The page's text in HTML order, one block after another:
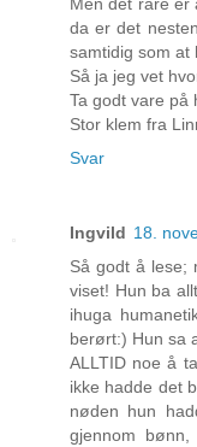
da er det
samtidig som at
Så ja jeg vet
Ta godt vare på
Stor klem fra
Svar
Ingvild 18.
Så godt å lese;
viset! Hun ba
ihuga
berørt:) Hun sa
ALLTID noe å
ikke hadde det
nøden hun
gjennom bønn,